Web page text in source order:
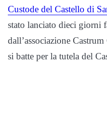
Custode del Castello di
stato lanciato dieci giorni
dall’associazione
si batte per la tutela del